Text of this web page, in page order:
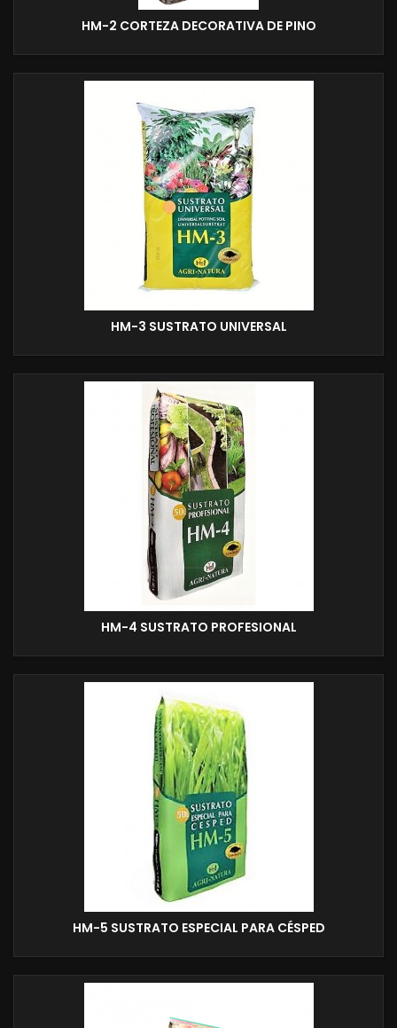
HM-2 CORTEZA DECORATIVA DE PINO
HM-3 SUSTRATO UNIVERSAL
HM-4 SUSTRATO PROFESIONAL
HM-5 SUSTRATO ESPECIAL PARA CÉSPED